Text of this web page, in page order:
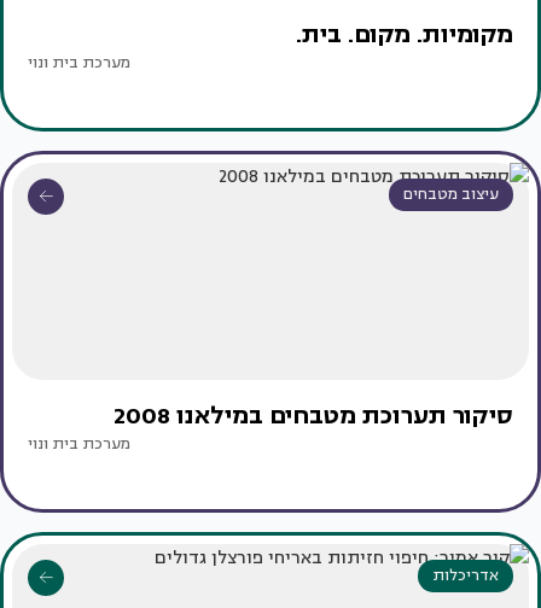
מקומיות. מקום. בית.
מערכת בית ונוי
עיצוב מטבחים
סיקור תערוכת מטבחים במילאנו 2008
מערכת בית ונוי
אדריכלות